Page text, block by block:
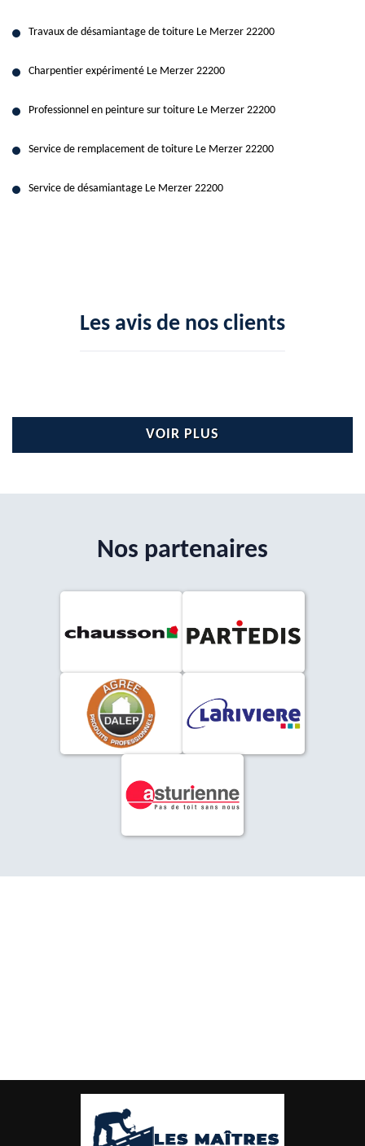
Travaux de désamiantage de toiture Le Merzer 22200
Charpentier expérimenté Le Merzer 22200
Professionnel en peinture sur toiture Le Merzer 22200
Service de remplacement de toiture Le Merzer 22200
Service de désamiantage Le Merzer 22200
Les avis de nos clients
VOIR PLUS
Nos partenaires